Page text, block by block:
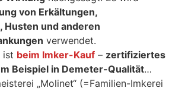
von Erkältungen,
Husten und anderen
verwendet.
ist beim Imker-Kauf – zertifiziertes
Beispiel in Demeter-Qualität…
„Molinet“ (=Familien-Imkerei